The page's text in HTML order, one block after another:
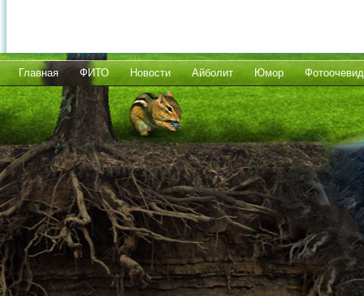
Главная ФИТО Новости Айболит Юмор